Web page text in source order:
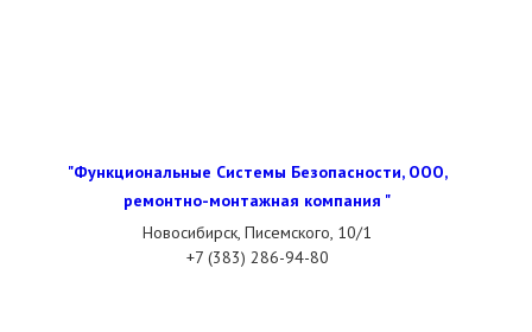
"Функциональные Системы Безопасности, ООО,
ремонтно-монтажная компания "
Новосибирск, Писемского, 10/1
+7 (383) 286-94-80